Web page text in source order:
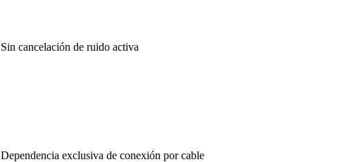
Sin cancelación de ruido activa
Dependencia exclusiva de conexión por cable